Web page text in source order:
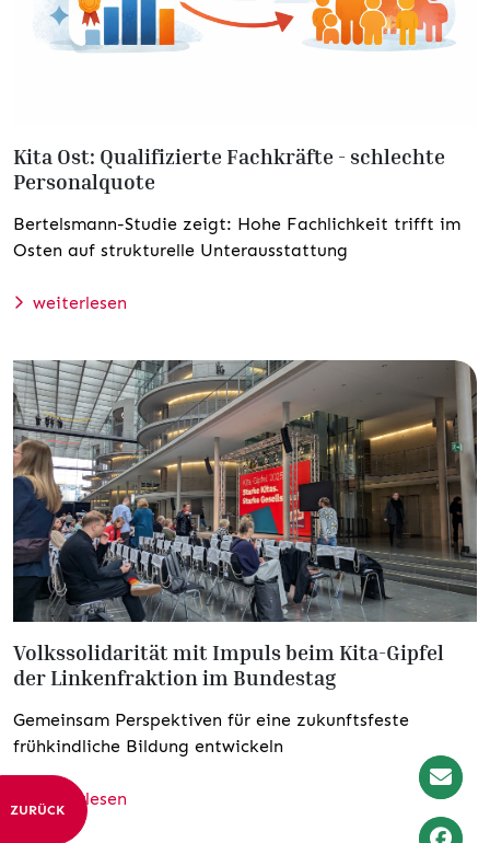
Kita Ost: Qualifizierte Fachkräfte - schlechte
Personalquote
Bertelsmann-Studie zeigt: Hohe Fachlichkeit trifft im
Osten auf strukturelle Unterausstattung
weiterlesen
Volkssolidarität mit Impuls beim Kita-Gipfel
der Linkenfraktion im Bundestag
Gemeinsam Perspektiven für eine zukunftsfeste
frühkindliche Bildung entwickeln
weiterlesen
ZURÜCK